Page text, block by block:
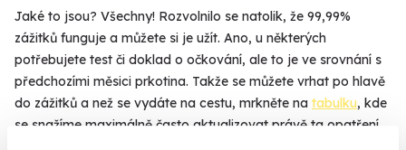
Jaké to jsou? Všechny! Rozvolnilo se natolik, že 99,99%
zážitků funguje a můžete si je užít. Ano, u některých
potřebujete test či doklad o očkování, ale to je ve srovnání s
předchozími měsici prkotina. Takže se můžete vrhat po hlavě
do zážitků a než se vydáte na cestu, mrkněte na tabulku, kde
se snažíme maximálně často aktualizovat právě ta opatření,